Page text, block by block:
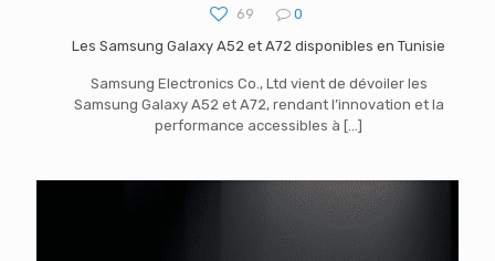
69
0
Les Samsung Galaxy A52 et A72 disponibles en Tunisie
Samsung Electronics Co., Ltd vient de dévoiler les
Samsung Galaxy A52 et A72, rendant l’innovation et la
performance accessibles à […]